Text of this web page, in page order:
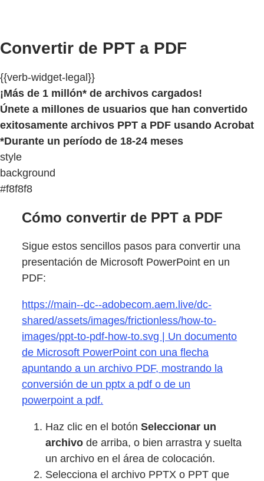
Convertir de PPT a PDF
{{verb-widget-legal}}
¡Más de 1 millón* de archivos cargados!
Únete a millones de usuarios que han convertido
exitosamente archivos PPT a PDF usando Acrobat
*Durante un período de 18-24 meses
style
background
#f8f8f8
Cómo convertir de PPT a PDF
Sigue estos sencillos pasos para convertir una
presentación de Microsoft PowerPoint en un
PDF:
https://main--dc--adobecom.aem.live/dc-
shared/assets/images/frictionless/how-to-
images/ppt-to-pdf-how-to.svg | Un documento
de Microsoft PowerPoint con una flecha
apuntando a un archivo PDF, mostrando la
conversión de un pptx a pdf o de un
powerpoint a pdf.
Haz clic en el botónSeleccionar un
archivo de arriba, o bien arrastra y suelta
un archivo en el área de colocación.
Selecciona el archivo PPTX o PPT que